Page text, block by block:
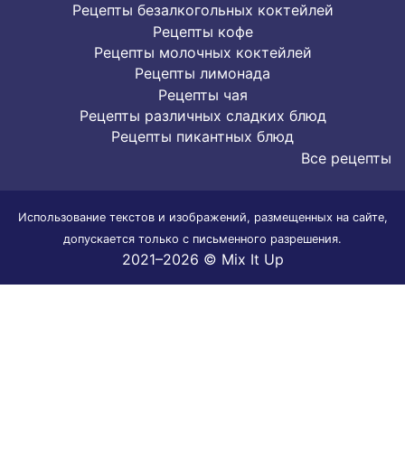
Рецепты безалкогольных коктейлей
Рецепты кофе
Рецепты молочных коктейлей
Рецепты лимонада
Рецепты чая
Рецепты различных сладких блюд
Рецепты пикантных блюд
Все рецепты
Использование текстов и изображений, размещенных на сайте,
допускается только с письменного разрешения.
2021–2026 © Mix It Up